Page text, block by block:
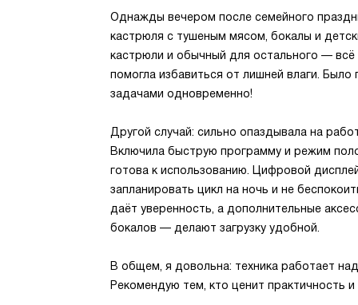
Однажды вечером после семейного
кастрюля с тушеным мясом, бокалы и
кастрюли и обычный для остального —
помогла избавиться от лишней влаги.
задачами одновременно!
Другой случай: сильно опаздывала на
Включила быструю программу и режим
готова к использованию. Цифровой
запланировать цикл на ночь и не
даёт уверенность, а дополнительные
бокалов — делают загрузку удобной.
В общем, я довольна: техника работает
Рекомендую тем, кто ценит практичность